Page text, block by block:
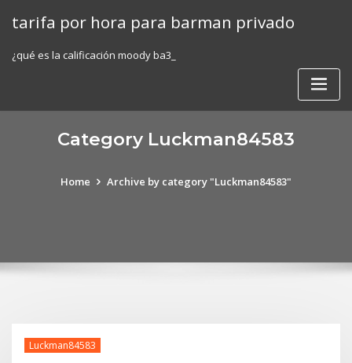
tarifa por hora para barman privado
¿qué es la calificación moody ba3_
Category Luckman84583
Home Archive by category "Luckman84583"
Luckman84583